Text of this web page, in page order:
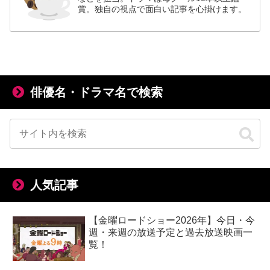
賞。独自の視点で面白い記事を心掛けます。
俳優名・ドラマ名で検索
人気記事
【金曜ロードショー2026年】今日・今
週・来週の放送予定と過去放送映画一
覧！